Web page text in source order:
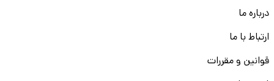
درباره ما
ارتباط با ما
قوانین و مقررات